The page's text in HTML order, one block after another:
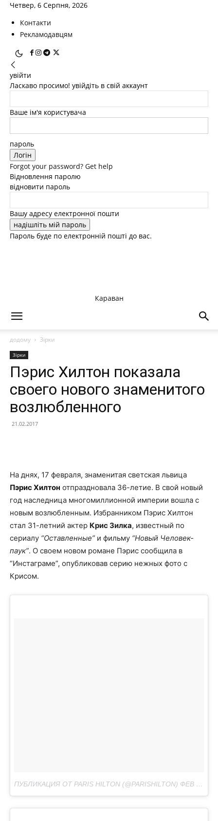
Четвер, 6 Серпня, 2026
Контакти
Рекламодавцям
увійти
Ласкаво просимо! увійдіть в свій аккаунт
Ваше ім'я користувача
пароль
Forgot your password? Get help
Відновлення паролю
відновити пароль
Вашу адресу електронної пошти
Пароль буде по електронній пошті до вас.
Караван
додому Зірки
Зірки
Пэрис Хилтон показала
своего нового знаменитого
возлюбленного
21.02.2017
На днях, 17 февраля, знаменитая светская львица
Пэрис Хилтон отпраздновала 36-летие. В свой новый
год наследница многомиллионной империи вошла с
новым возлюбленным. Избранником Пэрис Хилтон
стал 31-летний актер Крис Зилка, известный по
сериалу “Оставленные” и фильму “Новый Человек-
паук”. О своем новом романе Пэрис сообщила в
“Инстаграме”, опубликовав серию нежных фото с
Крисом.
ПУБЛИКАЦИЯ ОТ PARIS HILTON (@PARISHILTON) ФЕВ 18 2017 В 7:39 PST